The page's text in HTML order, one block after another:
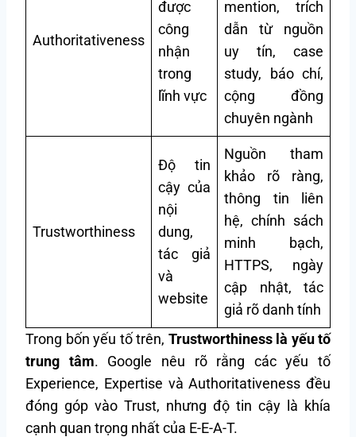
Authoritativeness
được
công
nhận
trong
lĩnh vực
mention, trích
dẫn từ nguồn
uy tín, case
study, báo chí,
cộng đồng
chuyên ngành
Trustworthiness
Độ tin
cậy của
nội
dung,
tác giả
và
website
Nguồn tham
khảo rõ ràng,
thông tin liên
hệ, chính sách
minh bạch,
HTTPS, ngày
cập nhật, tác
giả rõ danh tính
Trong bốn yếu tố trên, Trustworthiness là yếu tố
trung tâm. Google nêu rõ rằng các yếu tố
Experience, Expertise và Authoritativeness đều
đóng góp vào Trust, nhưng độ tin cậy là khía
cạnh quan trọng nhất của E-E-A-T.